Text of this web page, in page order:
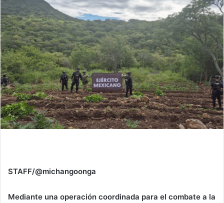
STAFF/@michangoonga
Mediante una operación coordinada para el combate a la